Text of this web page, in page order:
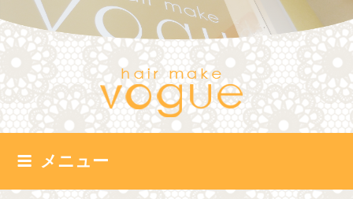
ン
テ
ツ
へ
ス
キ
メニュー